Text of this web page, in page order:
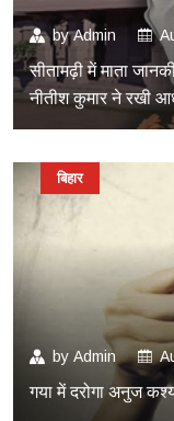
byAdmin
सीतामढ़ी में माता
नीतीश कुमार ने रखी
by Admin
गया में दरोगा अनुज
बिहार